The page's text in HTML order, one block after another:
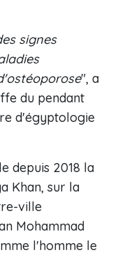
signes
", a
du pendant
d'égyptologie
depuis 2018 la
Khan, sur la
ville
Mohammad
l'homme le